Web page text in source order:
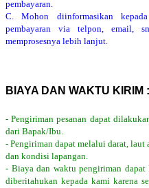
pembayaran.
C. Mohon diinformasikan
pembayaran via telpon, email,
memprosesnya lebih lanjut.
BIAYA DAN WAKTU KIRIM :
- Pengiriman pesanan dapat
dari Bapak/Ibu.
- Pengiriman dapat melalui darat, laut
dan kondisi lapangan.
- Biaya dan waktu pengiriman
diberitahukan kepada kami karena